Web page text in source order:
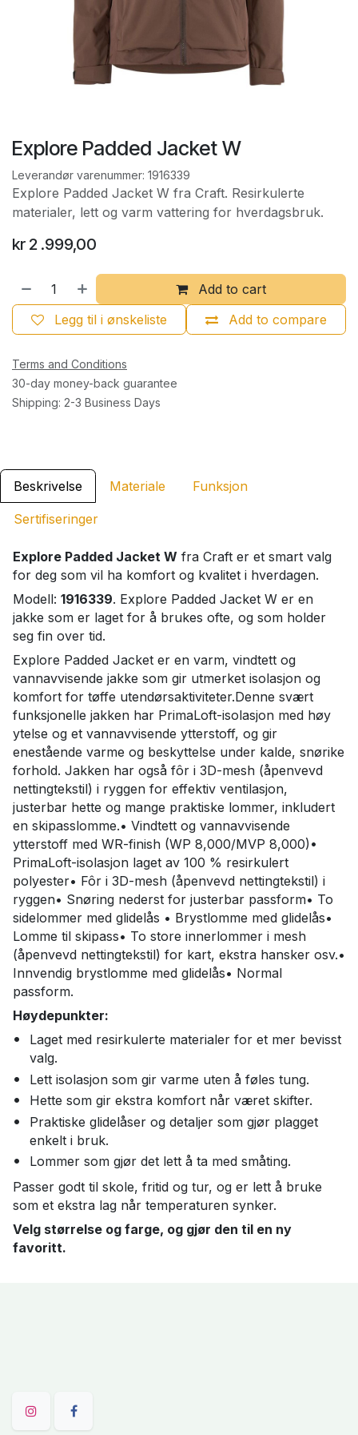
Explore Padded Jacket W
Leverandør varenummer: 1916339
Explore Padded Jacket W fra Craft. Resirkulerte
materialer, lett og varm vattering for hverdagsbruk.
kr 2 .999,00
Add to cart
Add to compare
Legg til i ønskeliste
Terms and Conditions
30-day money-back guarantee
Shipping: 2-3 Business Days
Beskrivelse Materiale Funksjon
Sertifiseringer
Explore Padded Jacket W fra Craft er et smart valg
for deg som vil ha komfort og kvalitet i hverdagen.
Modell: 1916339. Explore Padded Jacket W er en
jakke som er laget for å brukes ofte, og som holder
seg fin over tid.
Explore Padded Jacket er en varm, vindtett og
vannavvisende jakke som gir utmerket isolasjon og
komfort for tøffe utendørsaktiviteter.Denne svært
funksjonelle jakken har PrimaLoft-isolasjon med høy
ytelse og et vannavvisende ytterstoff, og gir
enestående varme og beskyttelse under kalde, snørike
forhold. Jakken har også fôr i 3D-mesh (åpenvevd
nettingtekstil) i ryggen for effektiv ventilasjon,
justerbar hette og mange praktiske lommer, inkludert
en skipasslomme.• Vindtett og vannavvisende
ytterstoff med WR-finish (WP 8,000/MVP 8,000)•
PrimaLoft-isolasjon laget av 100 % resirkulert
polyester• Fôr i 3D-mesh (åpenvevd nettingtekstil) i
ryggen• Snøring nederst for justerbar passform• To
sidelommer med glidelås • Brystlomme med glidelås•
Lomme til skipass• To store innerlommer i mesh
(åpenvevd nettingtekstil) for kart, ekstra hansker osv.•
Innvendig brystlomme med glidelås• Normal
passform.
Høydepunkter:
Laget med resirkulerte materialer for et mer bevisst
valg.
Lett isolasjon som gir varme uten å føles tung.
Hette som gir ekstra komfort når været skifter.
Praktiske glidelåser og detaljer som gjør plagget
enkelt i bruk.
Lommer som gjør det lett å ta med småting.
Passer godt til skole, fritid og tur, og er lett å bruke
som et ekstra lag når temperaturen synker.
Velg størrelse og farge, og gjør den til en ny
favoritt.